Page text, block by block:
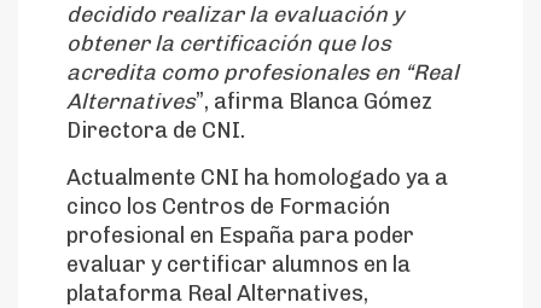
decidido realizar la evaluación y
obtener la certificación que los
acredita como profesionales en “Real
Alternatives”, afirma Blanca Gómez
Directora de CNI.
Actualmente CNI ha homologado ya a
cinco los Centros de Formación
profesional en España para poder
evaluar y certificar alumnos en la
plataforma Real Alternatives,